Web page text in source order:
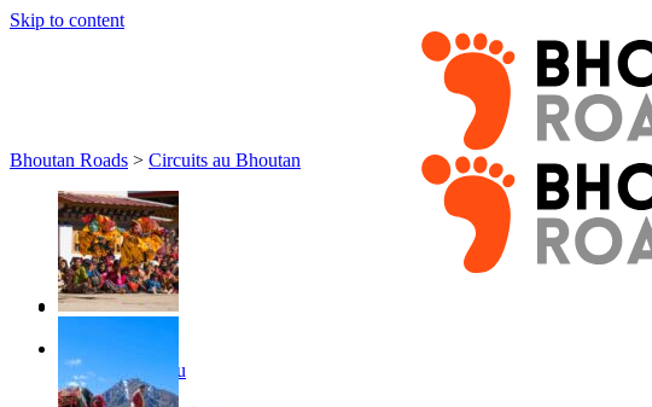
Skip to content
Destinations
Thimphou
Paro
Bhoutan Roads > Circuits au Bhoutan